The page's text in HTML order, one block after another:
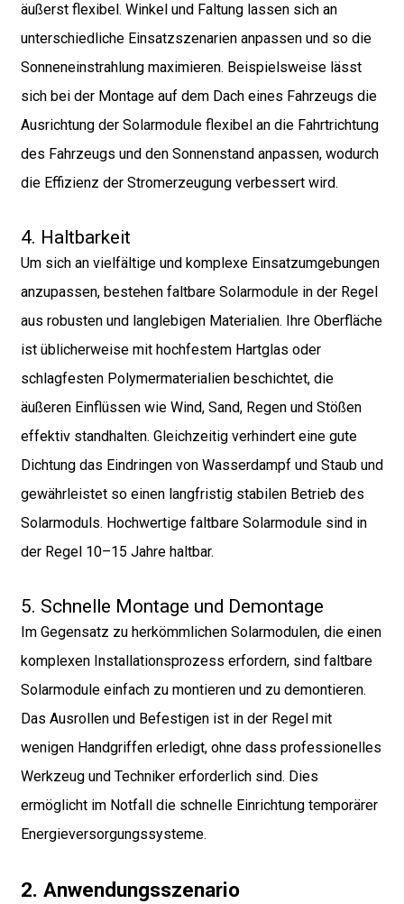
äußerst flexibel. Winkel und Faltung lassen sich an
unterschiedliche Einsatzszenarien anpassen und so die
Sonneneinstrahlung maximieren. Beispielsweise lässt
sich bei der Montage auf dem Dach eines Fahrzeugs die
Ausrichtung der Solarmodule flexibel an die Fahrtrichtung
des Fahrzeugs und den Sonnenstand anpassen, wodurch
die Effizienz der Stromerzeugung verbessert wird.
4. Haltbarkeit
Um sich an vielfältige und komplexe Einsatzumgebungen
anzupassen, bestehen faltbare Solarmodule in der Regel
aus robusten und langlebigen Materialien. Ihre Oberfläche
ist üblicherweise mit hochfestem Hartglas oder
schlagfesten Polymermaterialien beschichtet, die
äußeren Einflüssen wie Wind, Sand, Regen und Stößen
effektiv standhalten. Gleichzeitig verhindert eine gute
Dichtung das Eindringen von Wasserdampf und Staub und
gewährleistet so einen langfristig stabilen Betrieb des
Solarmoduls. Hochwertige faltbare Solarmodule sind in
der Regel 10–15 Jahre haltbar.
5. Schnelle Montage und Demontage
Im Gegensatz zu herkömmlichen Solarmodulen, die einen
komplexen Installationsprozess erfordern, sind faltbare
Solarmodule einfach zu montieren und zu demontieren.
Das Ausrollen und Befestigen ist in der Regel mit
wenigen Handgriffen erledigt, ohne dass professionelles
Werkzeug und Techniker erforderlich sind. Dies
ermöglicht im Notfall die schnelle Einrichtung temporärer
Energieversorgungssysteme.
2. Anwendungsszenario